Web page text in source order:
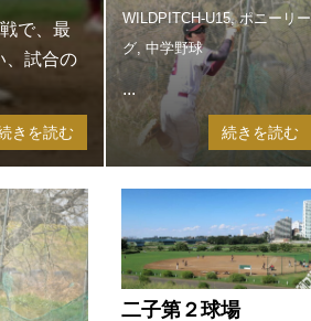
で、最
、試合の
きを読む
WILDPITCH-U15,ポニーリー
グ,中学野球
...
続きを読む
二子第２球場